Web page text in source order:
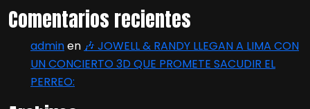
Comentarios recientes
adminen 🎶 JOWELL & RANDY LLEGAN A LIMA CON
UN CONCIERTO 3D QUE PROMETE SACUDIR EL
PERREO: